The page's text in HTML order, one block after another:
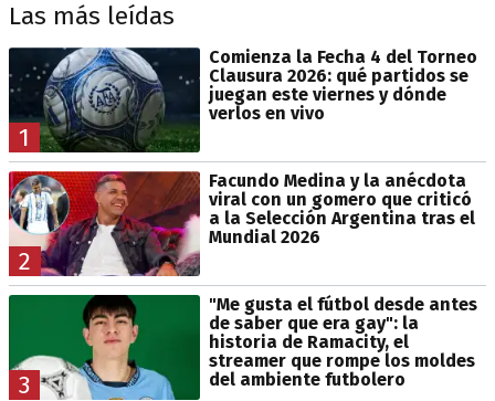
Las más leídas
1
Comienza la Fecha 4 del Torneo
Clausura 2026: qué partidos se
juegan este viernes y dónde
verlos en vivo
2
Facundo Medina y la anécdota
viral con un gomero que criticó
a la Selección Argentina tras el
Mundial 2026
3
"Me gusta el fútbol desde antes
de saber que era gay": la
historia de Ramacity, el
streamer que rompe los moldes
del ambiente futbolero